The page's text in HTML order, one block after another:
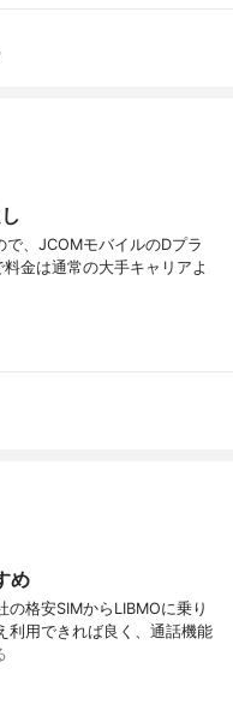
、JCOMモバイルのDプラ
金は通常の大手キャリアよ
め
格安SIMからLIBMOに乗り
利用できれば良く、通話機能